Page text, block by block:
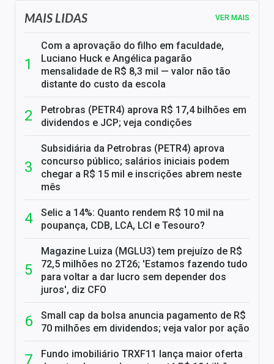
MAIS LIDAS VER MAIS
Com a aprovação do filho em faculdade,
Luciano Huck e Angélica pagarão
mensalidade de R$ 8,3 mil — valor não tão
distante do custo da escola
Petrobras (PETR4) aprova R$ 17,4 bilhões em
dividendos e JCP; veja condições
Subsidiária da Petrobras (PETR4) aprova
concurso público; salários iniciais podem
chegar a R$ 15 mil e inscrições abrem neste
mês
Selic a 14%: Quanto rendem R$ 10 mil na
poupança, CDB, LCA, LCI e Tesouro?
Magazine Luiza (MGLU3) tem prejuízo de R$
72,5 milhões no 2T26; 'Estamos fazendo tudo
para voltar a dar lucro sem depender dos
juros', diz CFO
Small cap da bolsa anuncia pagamento de R$
70 milhões em dividendos; veja valor por ação
Fundo imobiliário TRXF11 lança maior oferta